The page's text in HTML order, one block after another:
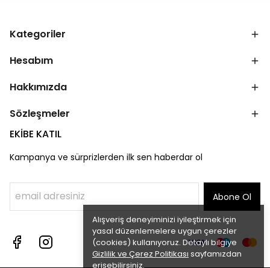
Alışveriş deneyiminizi iyileştirmek için
yasal düzenlemelere uygun çerezler
(cookies) kullanıyoruz. Detaylı bilgiye
Gizlilik ve Çerez Politikası sayfamızdan
erişebilirsiniz.
Kategoriler
Hesabım
Hakkımızda
Sözleşmeler
EKİBE KATIL
Kampanya ve sürprizlerden ilk sen haberdar ol
Abone Ol